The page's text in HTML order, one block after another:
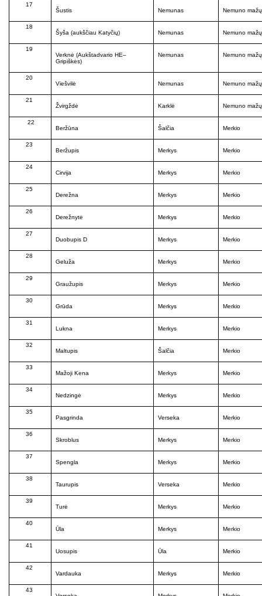
17
Šustis
Nemunas Nemuno
18
Šyša (aukščiau Katyčių)
Nemunas Nemuno
19
Verknė (Aukštadvario HE–
Gripiškės)
Nemunas Nemuno
20
Viešvilė
Nemunas Nemuno
21
Žvirgždė
Karklė Nemuno
22
Beržūna
Šalčia Merkio
23
Beržupis
Merkys Merkio
24
Cirvija
Merkys Merkio
25
Derežna
Merkys Merkio
26
Derežnytė
Merkys Merkio
27
Duobupis D
Merkys Merkio
28
Geluža
Merkys Merkio
29
Graužupis
Merkys Merkio
30
Grūda
Merkys Merkio
31
Lukna
Merkys Merkio
32
Maltupis
Šalčia Merkio
33
Mažoji Kena
Merkys Merkio
34
Nedzingė
Merkys Merkio
35
Pasgrinda
Verseka Merkio
36
Skroblus
Merkys Merkio
37
Spengla
Merkys Merkio
38
Taurupis
Verseka Merkio
39
Turė
Merkys Merkio
40
Ūla
Merkys Merkio
41
Uosupis
Ūla Merkio
42
Vardauka
Merkys Merkio
43